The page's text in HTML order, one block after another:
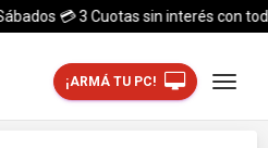
💳 3 Cuotas sin interés con
¡ARMÁ TU PC!